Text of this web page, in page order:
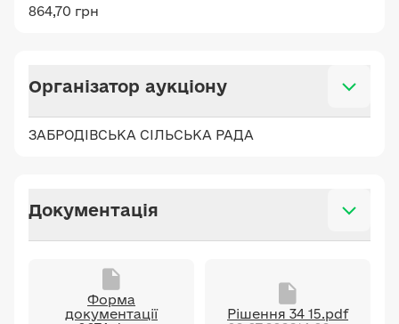
864,70 грн
Організатор аукціону
ЗАБРОДІВСЬКА СІЛЬСЬКА РАДА
Документація
Форма
документації
Рішення 34 15.pdf